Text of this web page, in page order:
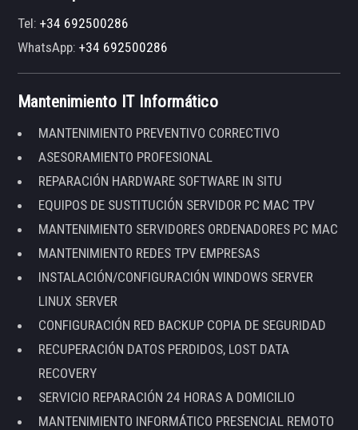
Tel:+34 692500286
WhatsApp:+34 692500286
Mantenimiento IT Informático
MANTENIMIENTO PREVENTIVO CORRECTIVO
ASESORAMIENTO PROFESIONAL
REPARACIÓN HARDWARE SOFTWARE IN SITU
EQUIPOS DE SUSTITUCIÓN SERVIDOR PC MAC TPV
MANTENIMIENTO SERVIDORES ORDENADORES PC MAC
MANTENIMIENTO REDES TPV EMPRESAS
INSTALACIÓN/CONFIGURACIÓN WINDOWS SERVER
LINUX SERVER
CONFIGURACIÓN RED BACKUP COPIA DE SEGURIDAD
RECUPERACIÓN DATOS PERDIDOS, LOST DATA
RECOVERY
SERVICIO REPARACIÓN 24 HORAS A DOMICILIO
MANTENIMIENTO INFORMÁTICO PRESENCIAL REMOTO